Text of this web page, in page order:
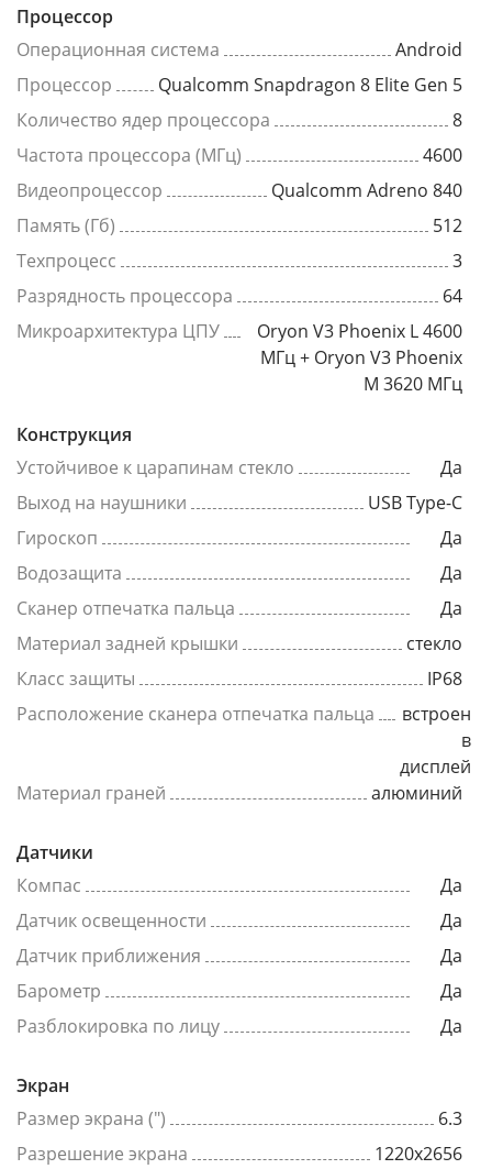
Процессор
Операционная система
Android
Процессор
Qualcomm Snapdragon 8 Elite Gen 5
Количество ядер процессора
8
Частота процессора (МГц)
4600
Видеопроцессор
Qualcomm Adreno 840
Память (Гб)
512
Техпроцесс
3
Разрядность процессора
64
Микроархитектура ЦПУ
Oryon V3 Phoenix L 4600
МГц + Oryon V3 Phoenix
M 3620 МГц
Конструкция
Устойчивое к царапинам стекло
Да
Выход на наушники
USB Type-C
Гироскоп
Да
Водозащита
Да
Сканер отпечатка пальца
Да
Материал задней крышки
стекло
Класс защиты
IP68
Расположение сканера отпечатка пальца
встроен
в
дисплей
Материал граней
алюминий
Датчики
Компас
Да
Датчик освещенности
Да
Датчик приближения
Да
Барометр
Да
Разблокировка по лицу
Да
Экран
Размер экрана (")
6.3
Разрешение экрана
1220x2656